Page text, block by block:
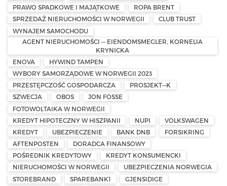
PRAWO SPADKOWE I MAJĄTKOWE
ROPA BRENT
SPRZEDAŻ NIERUCHOMOŚCI W NORWEGII
CLUB TRUST
WYNAJEM SAMOCHODU
AGENT NIERUCHOMOŚCI — EIENDOMSMEGLER, KORNELIA
KRYNICKA
ENOVA
HYWIND TAMPEN
WYBORY SAMORZĄDOWE W NORWEGII 2023
PRZESTĘPCZOŚĆ GOSPODARCZA
PROSJEKT—K
SZWECJA
OBOS
JON FOSSE
FOTOWOLTAIKA W NORWEGII
KREDYT HIPOTECZNY W HISZPANII
NUPI
VOLKSWAGEN
KREDYT
UBEZPIECZENIE BANK DNB
FORSIKRING
AFTENPOSTEN
DORADCA FINANSOWY
POŚREDNIK KREDYTOWY
KREDYT KONSUMENCKI
NIERUCHOMOŚCI W NORWEGII
UBEZPIECZENIA NORWEGIA
STOREBRAND
SPAREBANK1
GJENSIDIGE